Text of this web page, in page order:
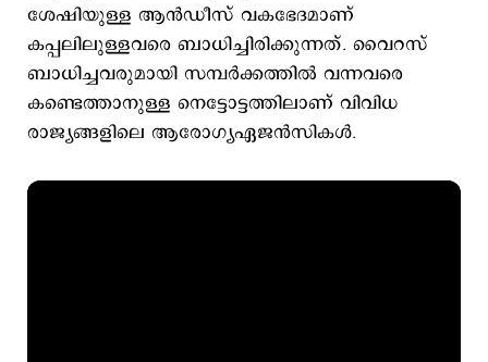
ശേഷിയുള്ള ആന്‍ഡീസ് വകഭേദമാണ്
കപ്പലിലുള്ളവരെ ബാധിച്ചിരിക്കുന്നത്. വൈറസ്
ബാധിച്ചവരുമായി സമ്പര്‍ക്കത്തില്‍ വന്നവരെ
കണ്ടെത്താനുള്ള നെട്ടോട്ടത്തിലാണ് വിവിധ
രാജ്യങ്ങളിലെ ആരോഗ്യഏജന്‍സികള്‍.